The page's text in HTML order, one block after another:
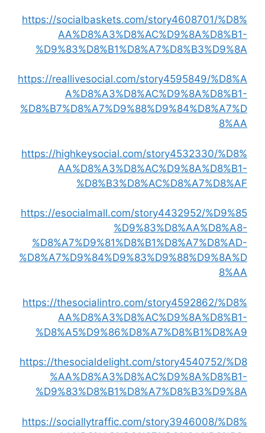
https://socialbaskets.com/story4608701/%D8%
AA%D8%A3%D8%AC%D9%8A%D8%B1-
%D9%83%D8%B1%D8%A7%D8%B3%D9%8A
https://reallivesocial.com/story4595849/%D8%A
A%D8%A3%D8%AC%D9%8A%D8%B1-
%D8%B7%D8%A7%D9%88%D9%84%D8%A7%D
8%AA
https://highkeysocial.com/story4532330/%D8%
AA%D8%A3%D8%AC%D9%8A%D8%B1-
%D8%B3%D8%AC%D8%A7%D8%AF
https://esocialmall.com/story4432952/%D9%85
%D9%83%D8%AA%D8%A8-
%D8%A7%D9%81%D8%B1%D8%A7%D8%AD-
%D8%A7%D9%84%D9%83%D9%88%D9%8A%D
8%AA
https://thesocialintro.com/story4592862/%D8%
AA%D8%A3%D8%AC%D9%8A%D8%B1-
%D8%A5%D9%86%D8%A7%D8%B1%D8%A9
https://thesocialdelight.com/story4540752/%D8
%AA%D8%A3%D8%AC%D9%8A%D8%B1-
%D9%83%D8%B1%D8%A7%D8%B3%D9%8A
https://sociallytraffic.com/story3946008/%D8%